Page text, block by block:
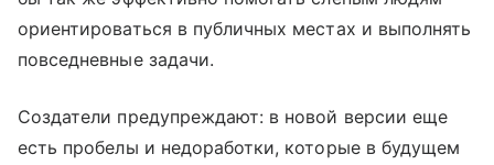
ориентироваться в публичных местах и выполнять
повседневные задачи.
Создатели предупреждают: в новой версии еще
есть пробелы и недоработки, которые в будущем